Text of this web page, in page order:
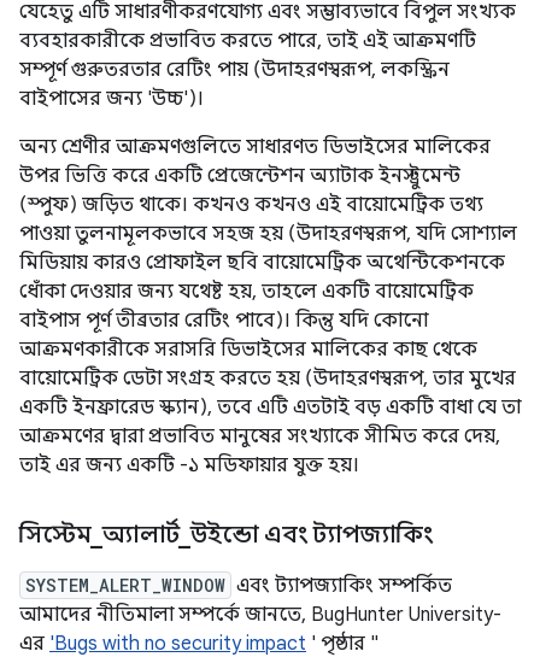
যেহেতু এটি সাধারণীকরণযোগ্য এবং সম্ভাব্যভাবে বিপুল সংখ্যক
ব্যবহারকারীকে প্রভাবিত করতে পারে, তাই এই আক্রমণটি
সম্পূর্ণ গুরুতরতার রেটিং পায় (উদাহরণস্বরূপ, লকস্ক্রিন
বাইপাসের জন্য 'উচ্চ')।
অন্য শ্রেণীর আক্রমণগুলিতে সাধারণত ডিভাইসের মালিকের
উপর ভিত্তি করে একটি প্রেজেন্টেশন অ্যাটাক ইনস্ট্রুমেন্ট
(স্পুফ) জড়িত থাকে। কখনও কখনও এই বায়োমেট্রিক তথ্য
পাওয়া তুলনামূলকভাবে সহজ হয় (উদাহরণস্বরূপ, যদি সোশ্যাল
মিডিয়ায় কারও প্রোফাইল ছবি বায়োমেট্রিক অথেন্টিকেশনকে
ধোঁকা দেওয়ার জন্য যথেষ্ট হয়, তাহলে একটি বায়োমেট্রিক
বাইপাস পূর্ণ তীব্রতার রেটিং পাবে)। কিন্তু যদি কোনো
আক্রমণকারীকে সরাসরি ডিভাইসের মালিকের কাছ থেকে
বায়োমেট্রিক ডেটা সংগ্রহ করতে হয় (উদাহরণস্বরূপ, তার মুখের
একটি ইনফ্রারেড স্ক্যান), তবে এটি এতটাই বড় একটি বাধা যে তা
আক্রমণের দ্বারা প্রভাবিত মানুষের সংখ্যাকে সীমিত করে দেয়,
তাই এর জন্য একটি -১ মডিফায়ার যুক্ত হয়।
সিস্টেম_অ্যালার্ট_উইন্ডো এবং ট্যাপজ্যাকিং
SYSTEM_ALERT_WINDOW এবং ট্যাপজ্যাকিং সম্পর্কিত
আমাদের নীতিমালা সম্পর্কে জানতে, BugHunter University-
এর 'Bugs with no security impact ' পৃষ্ঠার "